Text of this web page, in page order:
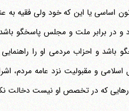
اساسی یا این که خود ولی فقیه
برابر ملت و مجلس پاسخگو باشد،
و احزاب مردمی او را
و مقبولیت نزد عامه مردم،
که در تخصص او نیست دخالت